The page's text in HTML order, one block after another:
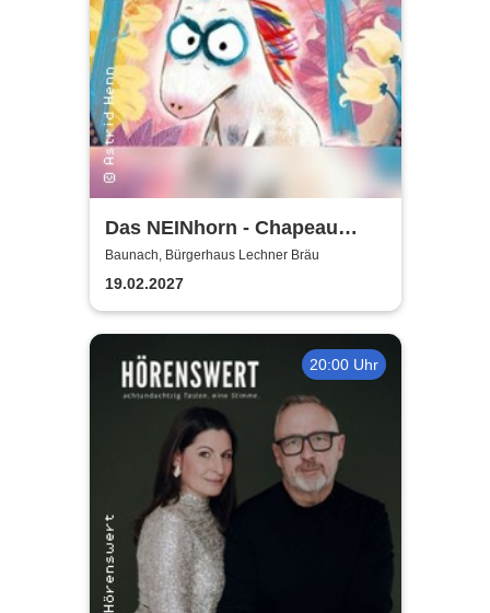
Das NEINhorn - Chapeau
Claque
Baunach, Bürgerhaus Lechner Bräu
19.02.2027
20:00 Uhr